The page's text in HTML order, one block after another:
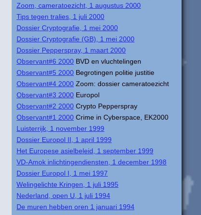
Zoom, cameratoezicht, 1 augustus 2000
Tips tegen tralies, 1 juli 2000
Dossier Cryptografie, 1 mei 2000
Dossier Cryptografie (GB), 1 mei 2000
Dossier Pepperspray, 1 maart 2000
Observant#6 2000 BVD en vluchtelingen
Observant#5 2000 Begrotingen politie justitie
Observant#4 2000 Zoom: dossier cameratoezicht
Observant#3 2000 Europol
Observant#2 2000 Crypto Pepperspray
Observant#1 2000 Crime in Cyberspace, EK2000
Luisterrijk, 1 november 1999
Dossier Europol II, 1 april 1999
Het Europese asielbeleid, 1 september 1999
VD-Amok inlichtingendiensten, 1 december 1998
Dossier Europol I, 1 mei 1997
Welingelichte Kringen, 1 juli 1995
Nederland, open U, 1 juli 1994
De muren hebben oren 1 januari 1994